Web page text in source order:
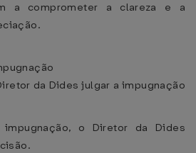
a comprometer a clareza e a
da Dides julgar a impugnação
impugnação, o Diretor da Dides